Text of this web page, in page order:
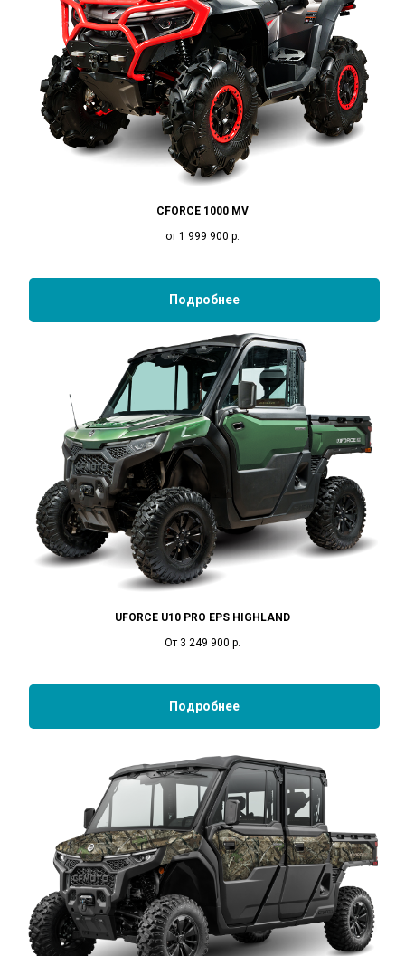
CFORCE 1000 MV
от 1 999 900 р.
Подробнее
UFORCE U10 PRO EPS HIGHLAND
От 3 249 900 р.
Подробнее